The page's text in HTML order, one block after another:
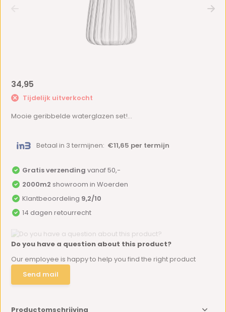
34,95
Tijdelijk uitverkocht
Mooie geribbelde waterglazen set!...
Betaal in 3 termijnen: €11,65 per termijn
Gratis verzending vanaf 50,-
2000m2 showroom in Woerden
Klantbeoordeling 9,2/10
14 dagen retourrecht
Do you have a question about this product?
Our employee is happy to help you find the right product
Send mail
Productomschrijving